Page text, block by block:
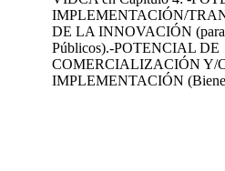
IMPLEMENTACIÓN/
DE LA INNOVACIÓN (para
Públicos).-POTENCIAL DE
COMERCIALIZACIÓN Y/
IMPLEMENTACIÓN